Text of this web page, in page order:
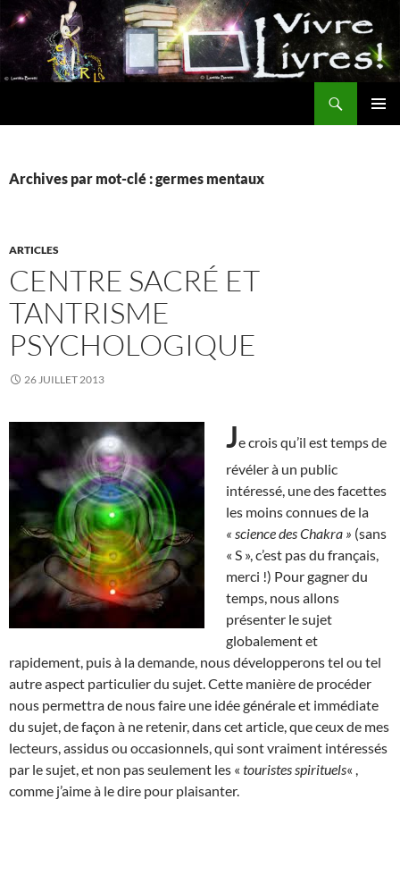
Aller
au
contenu
Archives par mot-clé : germes mentaux
ARTICLES
CENTRE SACRÉ ET
TANTRISME
PSYCHOLOGIQUE
26 JUILLET 2013
Je crois qu’il est temps de
révéler à un public
intéressé, une des facettes
les moins connues de la
« science des Chakra » (sans
« S », c’est pas du français,
merci !) Pour gagner du
temps, nous allons
présenter le sujet
globalement et
rapidement, puis à la demande, nous développerons tel ou tel
autre aspect particulier du sujet. Cette manière de procéder
nous permettra de nous faire une idée générale et immédiate
du sujet, de façon à ne retenir, dans cet article, que ceux de mes
lecteurs, assidus ou occasionnels, qui sont vraiment intéressés
par le sujet, et non pas seulement les « touristes spirituels« ,
comme j’aime à le dire pour plaisanter.